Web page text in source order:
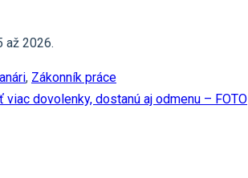
až 2026.
, Zákonník práce
dovolenky, dostanú aj odmenu – FOTO